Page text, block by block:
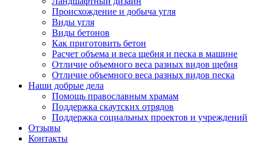
Происхождение и добыча угля
Виды угля
Виды бетонов
Как приготовить бетон
Расчет объема и веса щебня и песка в машине
Отличие объемного веса разных видов щебня
Отличие объемного веса разных видов песка
Наши добрые дела
Помощь православным храмам
Поддержка скаутских отрядов
Поддержка социальных проектов и учреждений
Отзывы
Контакты